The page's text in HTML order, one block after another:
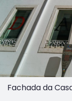
Fachada da